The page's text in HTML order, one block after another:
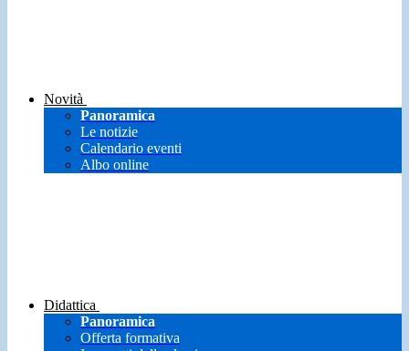
Novità
Panoramica
Le notizie
Calendario eventi
Albo online
Didattica
Panoramica
Offerta formativa